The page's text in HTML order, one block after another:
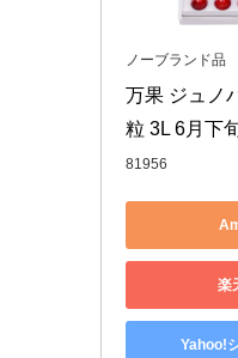
ノーブランド品
万果 ジュノ
粒 3L 6月下
81956
楽
Yahoo!